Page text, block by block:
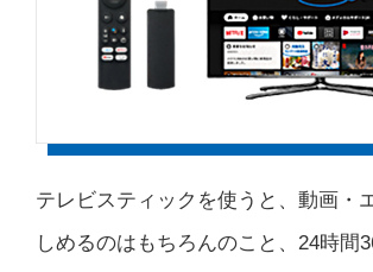
テレビスティックを使うと、動画・
しめるのはもちろんのこと、24時間